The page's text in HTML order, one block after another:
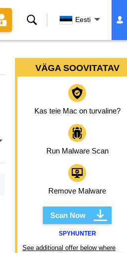
Otsing Eesti
VÄGA SOOVITATAV
Kas teie Mac on turvaline?
Run Malware Scan
Remove Malware
Scan Now
SPYHUNTER
See additional offer below where